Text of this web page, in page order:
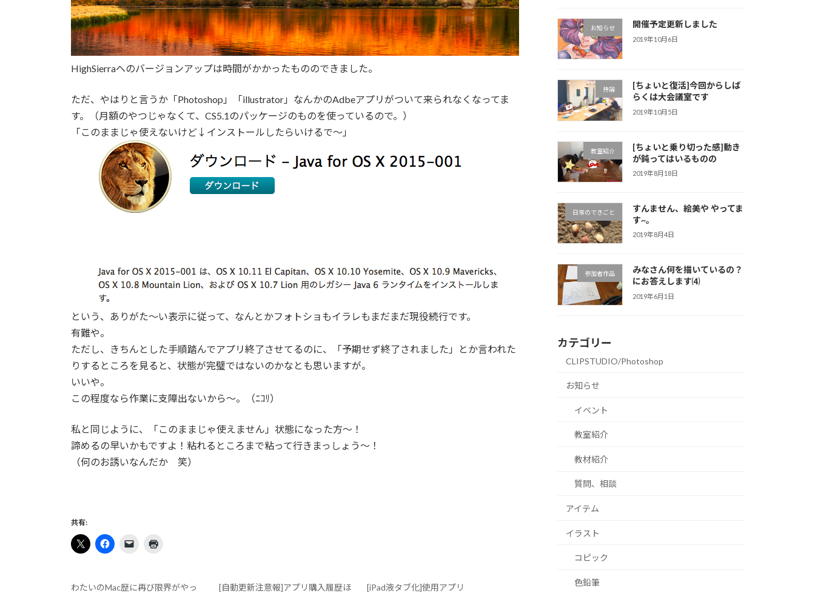
HighSierraへのバージョンアップは時間がかかったもののできました。
ただ、やはりと言うか「Photoshop」「illustrator」なんかのAdbeアプリがついて来られなくなってま
す。（月額のやつじゃなくて、CS5.1のパッケージのものを使っているので。）
「このままじゃ使えないけど↓インストールしたらいけるで〜」
という、ありがた〜い表示に従って、なんとかフォトショもイラレもまだまだ現役続行です。
有難や。
ただし、きちんとした手順踏んでアプリ終了させてるのに、「予期せず終了されました」とか言われた
りするところを見ると、状態が完璧ではないのかなとも思いますが。
いいや。
この程度なら作業に支障出ないから〜。（ﾆｺﾘ）
私と同じように、「このままじゃ使えません」状態になった方〜！
諦めるの早いかもですよ！粘れるところまで粘って行きまっしょう〜！
（何のお誘いなんだか 笑）
共有:
わたいのMac歴に再び限界がやっ
[自動更新注意報]アプリ購入履歴ほ
[iPad液タブ化]使用アプリ
お知らせ 開催予定更新しました
2019年10月6日
持論
[ちょいと復活]今回からしば
らくは大会議室です
2019年10月5日
教室紹介
[ちょいと乗り切った感]動き
が鈍ってはいるものの
2019年8月18日
日常のできごと
すんません、絵美や やってま
す~。
2019年8月4日
参加者作品
みなさん何を描いているの？
にお答えします⑷
2019年6月1日
カテゴリー
CLIPSTUDIO/Photoshop
お知らせ
イベント
教室紹介
教材紹介
質問、相談
アイテム
イラスト
コピック
色鉛筆